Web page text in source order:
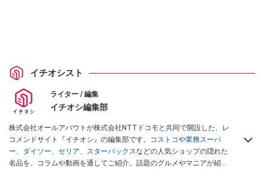
イチオシスト
ライター / 編集
イチオシ編集部
株式会社オールアバウトが株式会社NTTドコモと共同で開設した、レ
コメンドサイト『イチオシ』の編集部です。 コストコや業務スーパ
ー、 ダイソー、 セリア、 スターバックスなどの人気ショップの隠れた
名品を、コラムや動画を通してご紹介。話題のグルメやマニアが紹介